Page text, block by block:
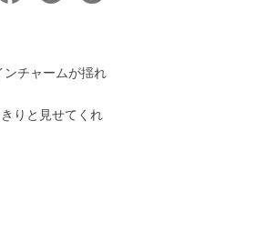
ンチャームが揺れ
りと見せてくれ